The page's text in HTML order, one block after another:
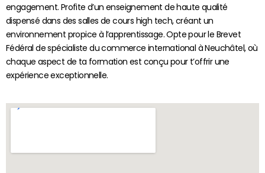
engagement. Profite d’un enseignement de haute qualité
dispensé dans des salles de cours high tech, créant un
environnement propice à l’apprentissage. Opte pour le Brevet
Fédéral de spécialiste du commerce international à Neuchâtel, où
chaque aspect de ta formation est conçu pour t’offrir une
expérience exceptionnelle.